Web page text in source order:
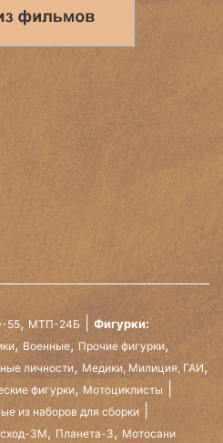
55, МТП-24Б Фигурки:
, Военные,Прочие фигурки,
личности, Медики, Милиция, ГАИ,
фигурки, Мотоциклисты
из наборов для сборки
3М, Планета-3, Мотосани